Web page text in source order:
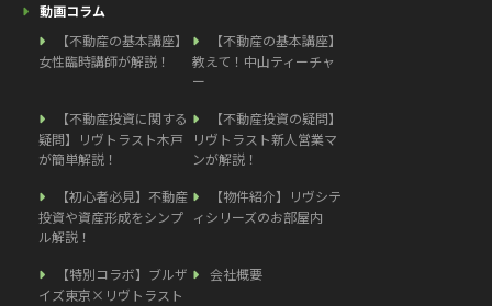
動画コラム
【不動産の基本講座】
女性臨時講師が解説！
【不動産の基本講座】
教えて！中山ティーチャ
ー
【不動産投資に関する
疑問】リヴトラスト木戸
が簡単解説！
【不動産投資の疑問】
リヴトラスト新人営業マ
ンが解説！
【初心者必見】不動産
投資や資産形成をシンプ
ル解説！
【物件紹介】リヴシテ
ィシリーズのお部屋内
【特別コラボ】ブルザ
イズ東京×リヴトラスト
会社概要